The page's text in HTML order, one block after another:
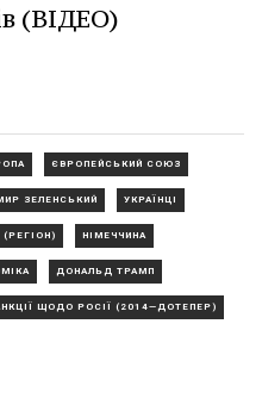
(ВІДЕО)
ЄВРОПЕЙСЬКИЙ СОЮЗ
ЗЕЛЕНСЬКИЙ УКРАЇНЦІ
(РЕГІОН) НІМЕЧЧИНА
ДОНАЛЬД ТРАМП
ЩОДО РОСІЇ (2014—ДОТЕПЕР)